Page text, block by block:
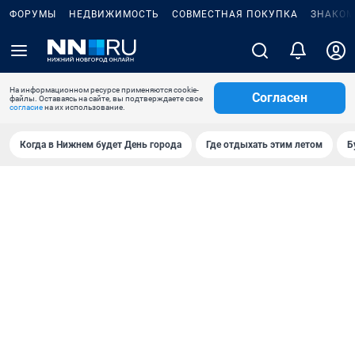
ФОРУМЫ НЕДВИЖИМОСТЬ СОВМЕСТНАЯ ПОКУПКА
На информационном ресурсе применяются cookie-
файлы. Оставаясь на сайте, вы подтверждаете свое
согласиена их использование.
Согласен
Когда в Нижнем будет День города Где отдыхать этим летом